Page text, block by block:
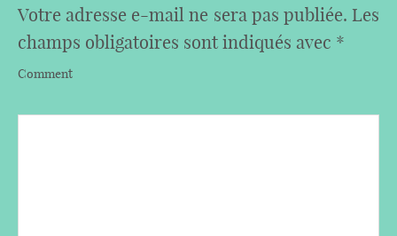
Votre adresse e-mail ne sera pas publiée. Les
champs obligatoires sont indiqués avec *
Comment